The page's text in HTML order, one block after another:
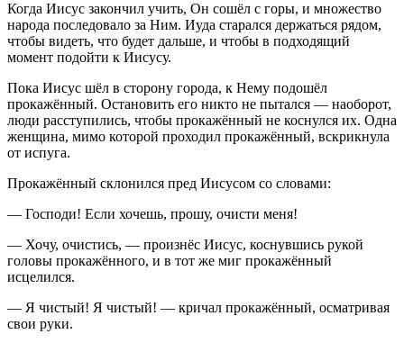
Когда Иисус закончил учить, Он сошёл с горы, и множество
народа последовало за Ним. Иуда старался держаться рядом,
чтобы видеть, что будет дальше, и чтобы в подходящий
момент подойти к Иисусу.
Пока Иисус шёл в сторону города, к Нему подошёл
прокажённый. Остановить его никто не пытался — наоборот,
люди расступились, чтобы прокажённый не коснулся их. Одна
женщина, мимо которой проходил прокажённый, вскрикнула
от испуга.
Прокажённый склонился пред Иисусом со словами:
— Господи! Если хочешь, прошу, очисти меня!
— Хочу, очистись, — произнёс Иисус, коснувшись рукой
головы прокажённого, и в тот же миг прокажённый
исцелился.
— Я чистый! Я чистый! — кричал прокажённый, осматривая
свои руки.